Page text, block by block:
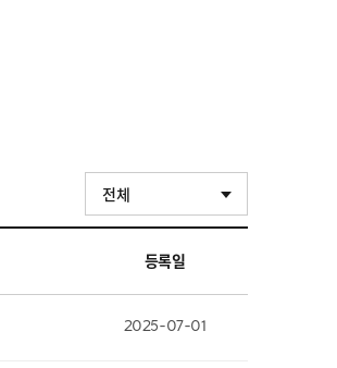
전체
등록일
2025-07-01